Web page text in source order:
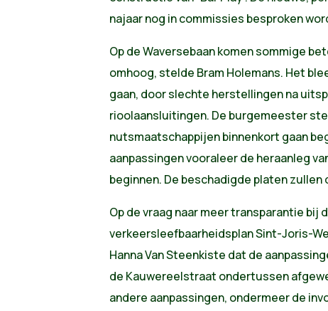
najaar nog in commissies besproken
Op de Waversebaan komen sommige
omhoog, stelde Bram Holemans. Het
gaan, door slechte herstellingen na
rioolaansluitingen. De burgemeester
nutsmaatschappijen binnenkort gaan
aanpassingen vooraleer de heraanleg
beginnen. De beschadigde platen zullen
Op de vraag naar meer transparantie bij
verkeersleefbaarheidsplan Sint-Joris-
Hanna Van Steenkiste dat de
de Kauwereelstraat ondertussen
andere aanpassingen, ondermeer de